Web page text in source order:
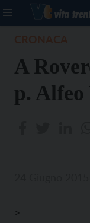
A
p. Alfeo
>